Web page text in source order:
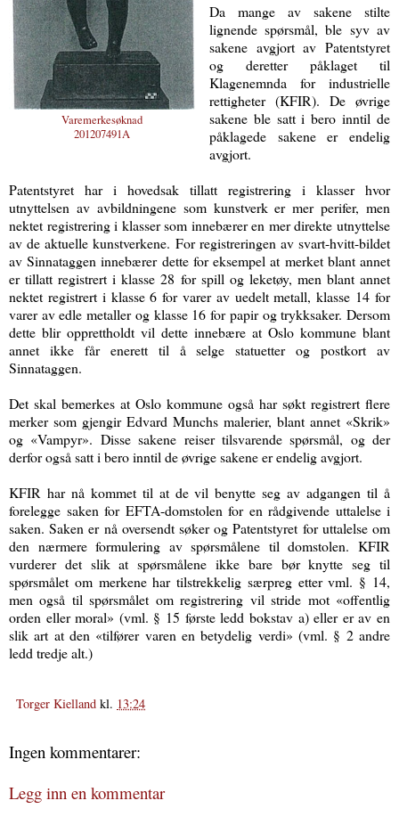
Varemerkesøknad
201207491A
Da mange av sakene stilte
lignende spørsmål, ble syv av
sakene avgjort av Patentstyret
og deretter påklaget til
Klagenemnda for industrielle
rettigheter (KFIR). De øvrige
sakene ble satt i bero inntil de
påklagede sakene er endelig
avgjort.
Patentstyret har i hovedsak tillatt registrering i klasser hvor
utnyttelsen av avbildningene som kunstverk er mer perifer, men
nektet registrering i klasser som innebærer en mer direkte utnyttelse
av de aktuelle kunstverkene. For registreringen av svart-hvitt-bildet
av Sinnataggen innebærer dette for eksempel at merket blant annet
er tillatt registrert i klasse 28 for spill og leketøy, men blant annet
nektet registrert i klasse 6 for varer av uedelt metall, klasse 14 for
varer av edle metaller og klasse 16 for papir og trykksaker. Dersom
dette blir opprettholdt vil dette innebære at Oslo kommune blant
annet ikke får enerett til å selge statuetter og postkort av
Sinnataggen.
Det skal bemerkes at Oslo kommune også har søkt registrert flere
merker som gjengir Edvard Munchs malerier, blant annet «Skrik»
og «Vampyr». Disse sakene reiser tilsvarende spørsmål, og der
derfor også satt i bero inntil de øvrige sakene er endelig avgjort.
KFIR har nå kommet til at de vil benytte seg av adgangen til å
forelegge saken for EFTA-domstolen for en rådgivende uttalelse i
saken. Saken er nå oversendt søker og Patentstyret for uttalelse om
den nærmere formulering av spørsmålene til domstolen. KFIR
vurderer det slik at spørsmålene ikke bare bør knytte seg til
spørsmålet om merkene har tilstrekkelig særpreg etter vml. § 14,
men også til spørsmålet om registrering vil stride mot «offentlig
orden eller moral» (vml. § 15 første ledd bokstav a) eller er av en
slik art at den «tilfører varen en betydelig verdi» (vml. § 2 andre
ledd tredje alt.)
Torger Kielland kl. 13:24
Ingen kommentarer:
Legg inn en kommentar